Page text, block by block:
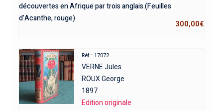
découvertes en Afrique par trois anglais.(Feuilles
d’Acanthe, rouge)
300,00€
Réf : 17072
VERNE Jules
ROUX George
1897
Edition originale